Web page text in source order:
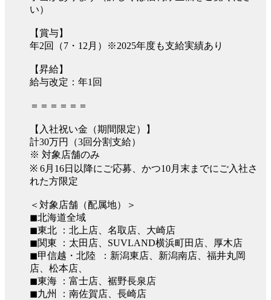
い）
【賞与】
年2回（7・12月）※2025年度も支給実績あり
【昇給】
給与改定：年1回
＝＝＝＝＝＝
【入社祝い金（期間限定）】
計30万円（3回分割支給）
※ 対象店舗のみ
※ 6月16日以降にご応募、かつ10月末までにご入社さ
れた方限定
＜対象店舗（配属地）＞
◼︎北海道全域
◼︎東北 ：北上店、名取店、大崎店
◼︎関東 ：太田店、SUVLAND横浜町田店、厚木店
◼︎甲信越・北陸 ：新潟東店、新潟南店、福井丸岡
店、松本店、
◼︎東海 ：富士店、裾野長泉店
◼︎九州 ：南佐賀店、長崎店